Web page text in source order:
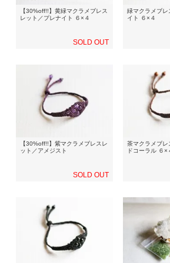
【30%off!!】黄緑マクラメブレス
レット／プレナイト ６×４
SOLD OUT
緑マクラメブレ
イト ６×４
【30%off!!】紫マクラメブレスレ
ット／アメジスト
SOLD OUT
茶マクラメブレ
ドコーラル ６×